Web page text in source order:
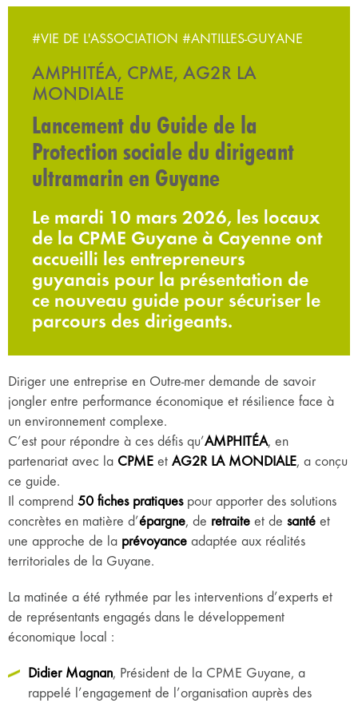
#VIE DE L'ASSOCIATION #ANTILLES-GUYANE
AMPHITÉA, CPME, AG2R LA
MONDIALE
Lancement du Guide de la
Protection sociale du dirigeant
ultramarin en Guyane
Le mardi 10 mars 2026, les locaux
de la CPME Guyane à Cayenne ont
accueilli les entrepreneurs
guyanais pour la présentation de
ce nouveau guide pour sécuriser le
parcours des dirigeants.
Diriger une entreprise en Outre-mer demande de savoir
jongler entre performance économique et résilience face à
un environnement complexe.
C’est pour répondre à ces défis qu’AMPHITÉA, en
partenariat avec la CPME et AG2R LA MONDIALE, a conçu
ce guide.
Il comprend 50 fiches pratiquespour apporter des solutions
concrètes en matière d’épargne, de retraite et de santé et
une approche de la prévoyance adaptée aux réalités
territoriales de la Guyane.
La matinée a été rythmée par les interventions d’experts et
de représentants engagés dans le développement
économique local :
Didier Magnan, Président de la CPME Guyane, a
rappelé l’engagement de l’organisation auprès des